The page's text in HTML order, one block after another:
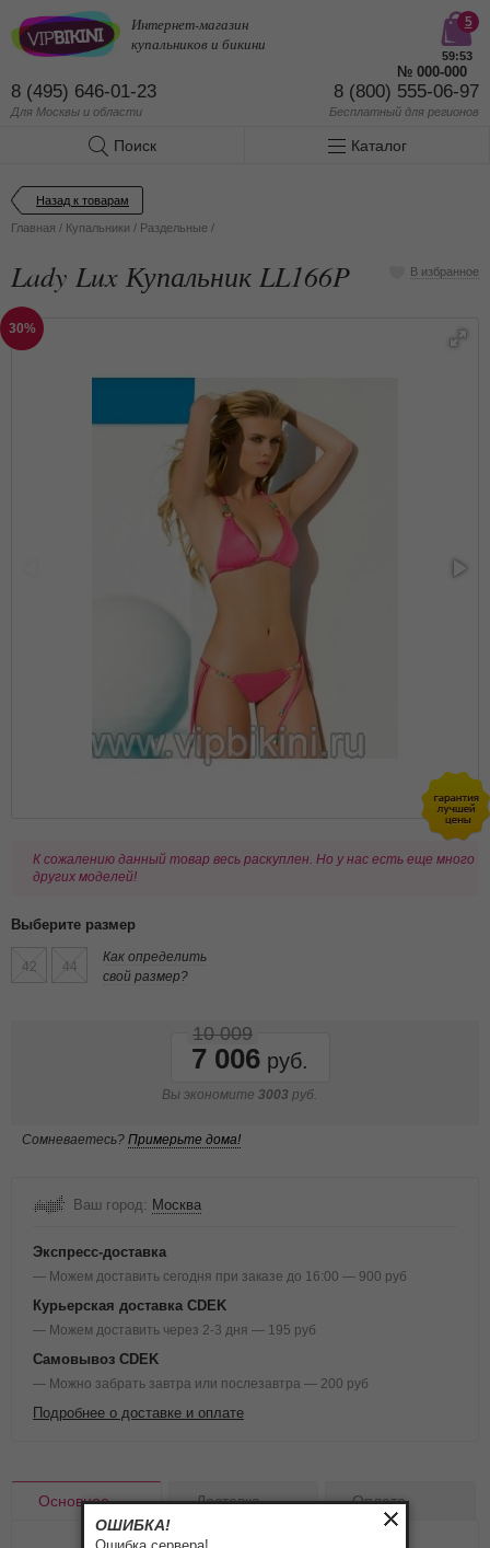
Интернет-магазин
купальников и бикини
8 (495) 646-01-23
Для Москвы и области
8 (800) 555-06-97
Бесплатный для регионов
5
59:53
№ 000-000
Поиск Каталог
Назад к товарам
Главная / Купальники / Раздельные /
Lady Lux Купальник LL166P В избранное
30%
К сожалению данный товар весь раскуплен. Но у нас есть еще много
других моделей!
Выберите размер
42 44
Как определить
свой размер?
7 006
10 009
Вы экономите 3003 руб.
Сомневаетесь? Примерьте дома!
Ваш город: Москва
Экспресс-доставка
— Можем доставить сегодня при заказе до 16:00 — 900 руб
Курьерская доставка CDEK
— Можем доставить через 2-3 дня — 195 руб
Самовывоз CDEK
— Можно забрать завтра или послезавтра — 200 руб
Подробнее о доставке и оплате
Основное Доставка Оплата
ОШИБКА!